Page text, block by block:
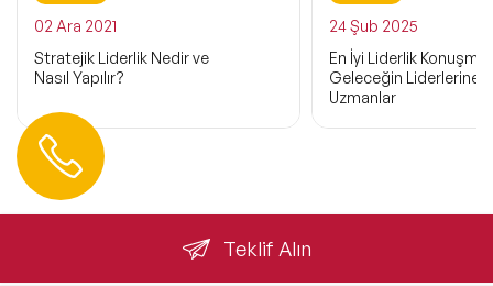
02 Ara 2021
Stratejik Liderlik Nedir ve
Nasıl Yapılır?
24 Şub 2025
En İyi Liderlik
Geleceğin Liderlerine
Uzmanlar
Teklif Alın
Hemen Ulaşın